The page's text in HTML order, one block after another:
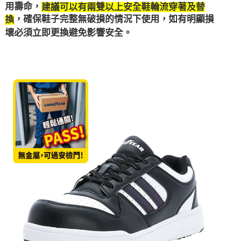
用壽命， 建議可以有兩雙以上安全鞋輪流穿著及替
換 ，確保鞋子完整無破損的情況下使用，如有明顯損
壞必須立即更換避免影響安全。